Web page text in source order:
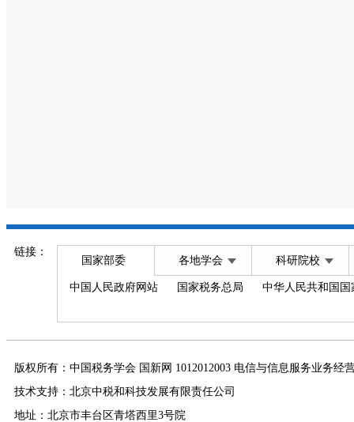
链接：
国家部委 各地学会 科研院校
中国人民政府网站 国家税务总局 中华人民共和国
版权所有：中国税务学会 国新网 1012012003 电信与信息服务业务经
技术支持：北京中税和科技发展有限责任公司
地址：北京市丰台区青塔西里3号院